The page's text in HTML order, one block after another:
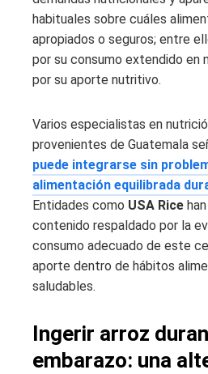
habituales sobre cuáles
apropiados o seguros; entre
por su consumo extendido en
por su aporte nutritivo.
Varios especialistas en
provenientes de Guatemala
puede integrarse sin
alimentación equilibrada
Entidades como USA Rice
contenido respaldado por la
consumo adecuado de este
aporte dentro de hábitos
saludables.
Ingerir arroz
embarazo: una